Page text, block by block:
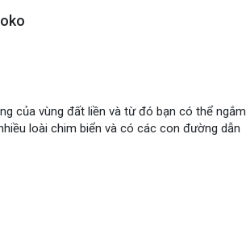
của vùng đất liền và từ đó bạn có thể ngắm
loài chim biển và có các con đường dẫn